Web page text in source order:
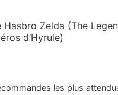
Hasbro Zelda (The
d’Hyrule)
les plus